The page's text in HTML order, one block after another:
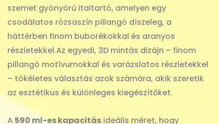
szemet gyönyörű italtartó, amelyen egy
csodálatos rózsaszín pillangó díszeleg, a
háttérben finom buborékokkal és aranyos
részletekkel.Az egyedi, 3D mintás dizájn – finom
pillangó motívumokkal és varázslatos részletekkel
– tökéletes választás azok számára, akik szeretik
az esztétikus és különleges kiegészítőket.
A 590 ml-es kapacitás ideális méret, hogy